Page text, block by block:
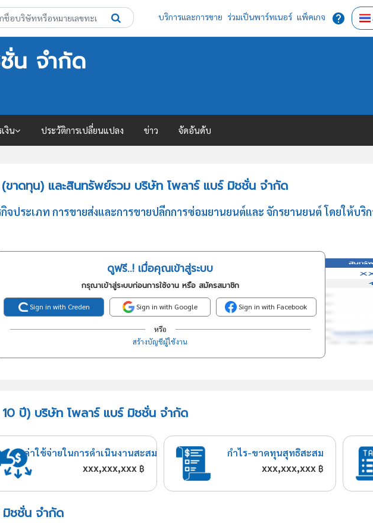
บริการและการขาย ร่วมเป็นพาร์ทเนอร์ แพ็คเกจ
น จำกัด
งิน ประวัติการเปลี่ยนแปลง ข่าว จัดอันดับ
(ขาดทุน) และสินทรัพย์รวม บริษัท โพลาร์ แบร์ มิชชั่น จำกัด
ประเภท การขายส่งและการขายปลีกการซ่อมยานยนต์และ จักรยานยนต์ โดยให้บริ
ดูฟรี..! เมื่อคุณเข้าสู่ระบบ
กรุณาเข้าสู่ระบบก่อนการใช้งาน หรือ สมัครสมาชิก
Sign in with Creden Sign in with Google Sign in with Facebook
หรือ
สร้างบัญชีผู้ใช้งาน
ปี) บริษัท โพลาร์ แบร์ มิชชั่น จำกัด
ค่าใช้จ่ายในการดำเนินงานสะสม
xxx,xxx,xxx ฿
กำไร-ขาดทุนสุทธิสะสม
xxx,xxx,xxx ฿
มิชชั่น จำกัด